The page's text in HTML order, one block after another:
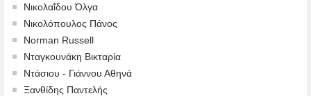
Νικολαΐδου Όλγα
Νικολόπουλος Πάνος
Norman Russell
Νταγκουνάκη Βικταρία
Ντάσιου - Γιάννου Αθηνά
Ξανθίδης Παντελής